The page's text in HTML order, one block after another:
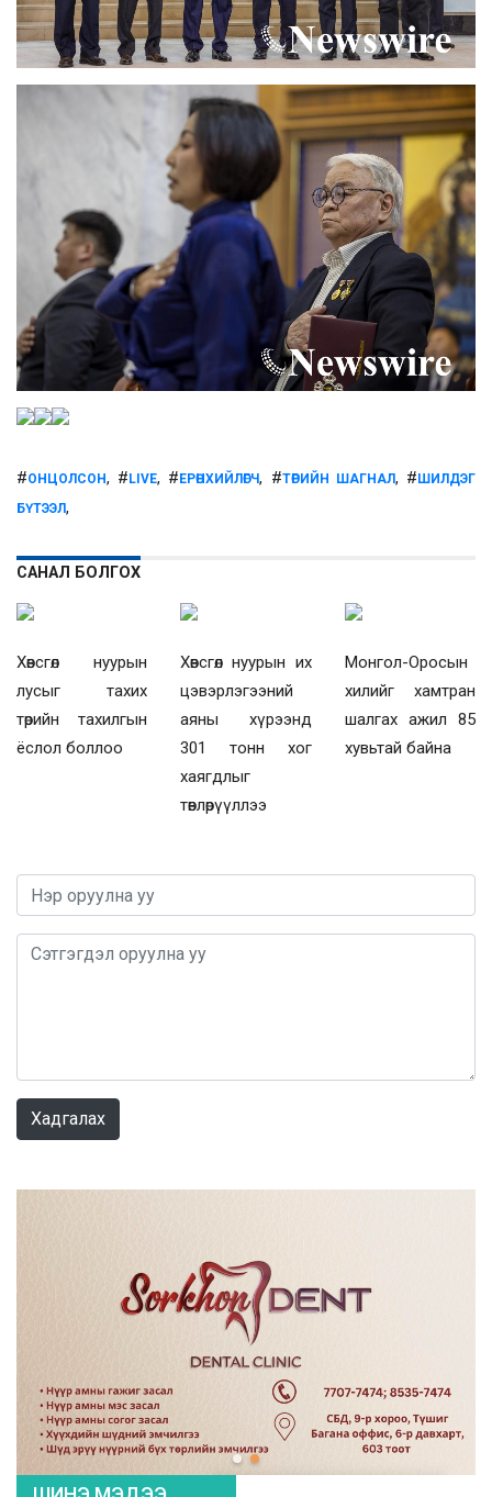
#ОНЦОЛСОН, # LIVE, # ЕРӨНХИЙЛӨГЧ, #ТӨРИЙН ШАГНАЛ, # ШИЛДЭГ
БҮТЭЭЛ,
САНАЛ БОЛГОХ
Хөвсгөл нуурын
лусыг тахих
төрийн тахилгын
ёслол боллоо
Хөвсгөл нуурын их
цэвэрлэгээний
аяны хүрээнд
301 тонн хог
хаягдлыг
төвлөрүүллээ
Монгол-Оросын
хилийг хамтран
шалгах ажил 85
хувьтай байна
Хадгалах